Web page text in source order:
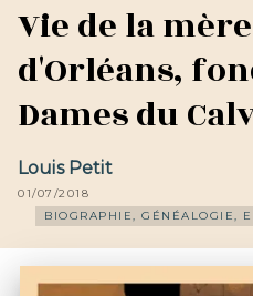
Vie de la
d'Orléans,
Dames du
Louis Petit
01/07/2018
BIOGRAPHIE, GÉNÉALOGIE,